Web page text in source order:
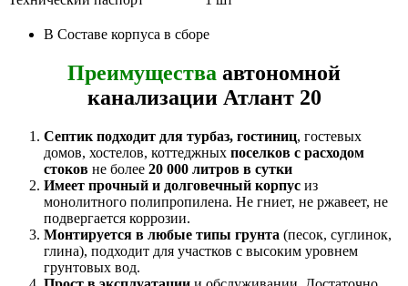
В Составе корпуса в сборе
Преимущества автономной
канализации Атлант 20
Септик подходит для турбаз, гостиниц, гостевых
домов, хостелов, коттеджных поселков с расходом
стоков не более 20 000 литров в сутки
Имеет прочный и долговечный корпус из
монолитного полипропилена. Не гниет, не ржавеет, не
подвергается коррозии.
Монтируется в любые типы грунта (песок, суглинок,
глина), подходит для участков с высоким уровнем
грунтовых вод.